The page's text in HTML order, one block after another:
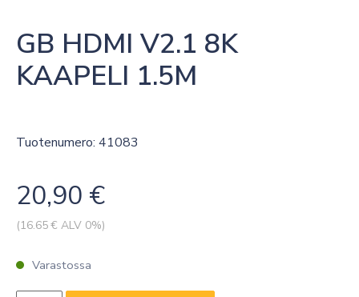
GB HDMI V2.1 8K
KAAPELI 1.5M
Tuotenumero: 41083
20,90 €
(16.65€ ALV 0%)
Varastossa